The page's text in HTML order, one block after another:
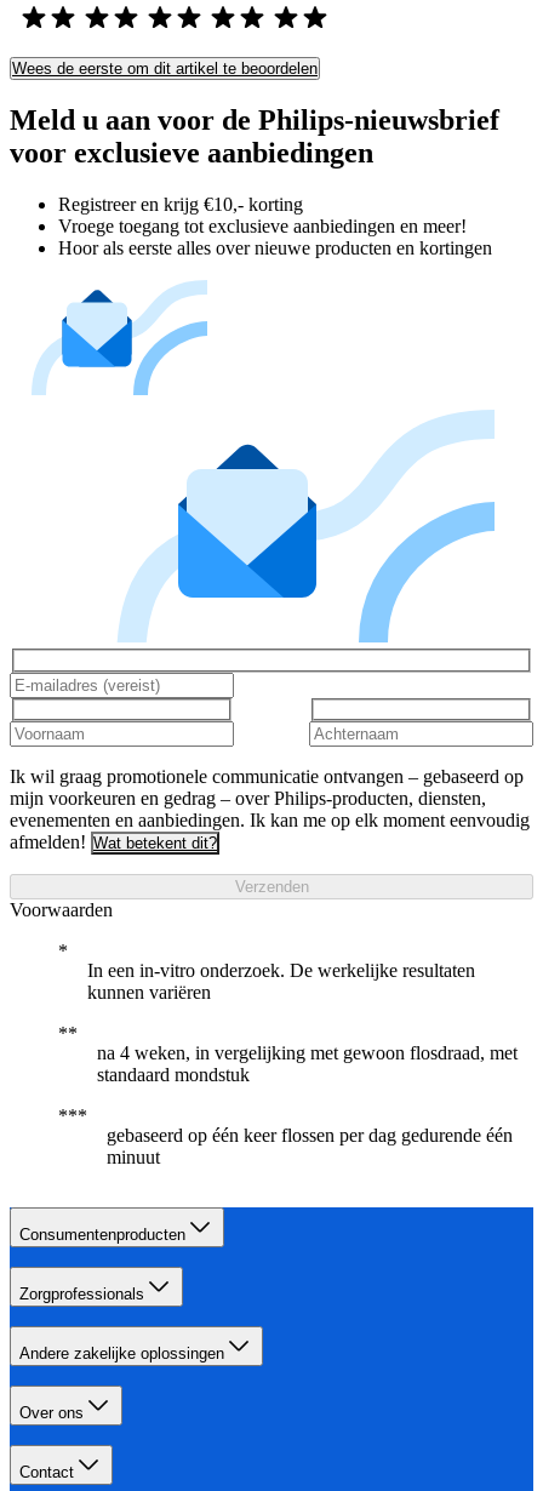
Wees de eerste om dit artikel te beoordelen
Meld u aan voor de Philips-nieuwsbrief
voor exclusieve aanbiedingen
Registreer en krijg €10,- korting
Vroege toegang tot exclusieve aanbiedingen en meer!
Hoor als eerste alles over nieuwe producten en kortingen
Ik wil graag promotionele communicatie ontvangen – gebaseerd op
mijn voorkeuren en gedrag – over Philips-producten, diensten,
evenementen en aanbiedingen. Ik kan me op elk moment eenvoudig
afmelden! Wat betekent dit?
Verzenden
Voorwaarden
In een in-vitro onderzoek. De werkelijke resultaten
kunnen variëren
na 4 weken, in vergelijking met gewoon flosdraad, met
standaard mondstuk
gebaseerd op één keer flossen per dag gedurende één
minuut
Consumentenproducten
Zorgprofessionals
Andere zakelijke oplossingen
Over ons
Contact